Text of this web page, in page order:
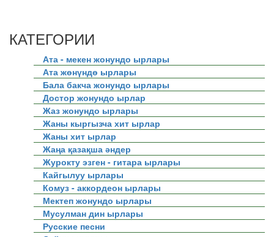
КАТЕГОРИИ
Ата - мекен жонундо ырлары
Ата жөнүндө ырлары
Бала бакча жонундо ырлары
Достор жонундо ырлар
Жаз жонундо ырлары
Жаны кыргызча хит ырлар
Жаны хит ырлар
Жаңа қазақша әндер
Журокту эзген - гитара ырлары
Кайгылуу ырлары
Комуз - аккордеон ырлары
Мектеп жонундо ырлары
Мусулман дин ырлары
Русские песни